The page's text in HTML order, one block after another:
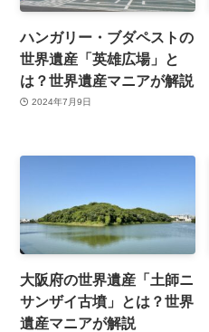
ハンガリー・ブダペストの
世界遺産「英雄広場」と
は？世界遺産マニアが解説
2024年7月9日
大阪府の世界遺産「土師ニ
サンザイ古墳」とは？世界
遺産マニアが解説